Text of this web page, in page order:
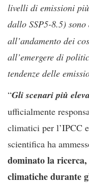
livelli di emissioni
dallo SSP5-8.5)
all’andamento dei
all’emergere di
tendenze delle
“Gli scenari più
ufficialmente
climatici per l’IPCC
scientifica ha
dominato la
climatiche durante